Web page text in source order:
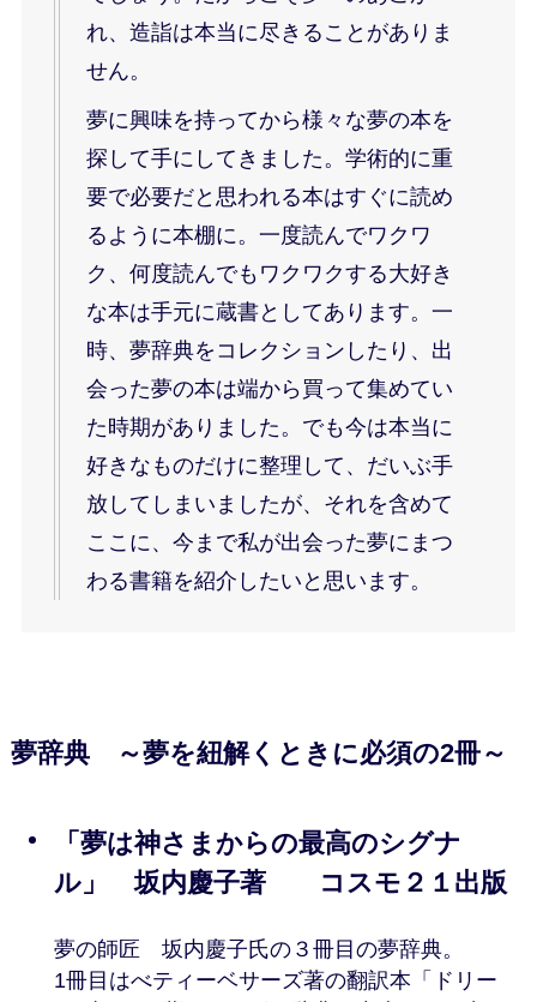
れ、造詣は本当に尽きることがありま
せん。
夢に興味を持ってから様々な夢の本を
探して手にしてきました。学術的に重
要で必要だと思われる本はすぐに読め
るように本棚に。一度読んでワクワ
ク、何度読んでもワクワクする大好き
な本は手元に蔵書としてあります。一
時、夢辞典をコレクションしたり、出
会った夢の本は端から買って集めてい
た時期がありました。でも今は本当に
好きなものだけに整理して、だいぶ手
放してしまいましたが、それを含めて
ここに、今まで私が出会った夢にまつ
わる書籍を紹介したいと思います。
夢辞典 ～夢を紐解くときに必須の2冊～
「夢は神さまからの最高のシグナ
ル」 坂内慶子著 コスモ２１出版
夢の師匠 坂内慶子氏の３冊目の夢辞典。
1冊目はべティーベサーズ著の翻訳本「ドリー